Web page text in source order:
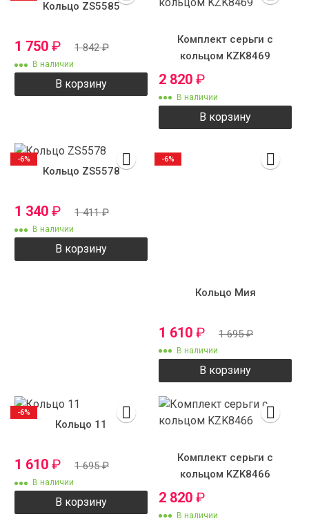
Кольцо ZS5585
1 750 ₽ 1 842₽
В наличии
В корзину
Комплект серьги с
кольцом KZK8469
2 820 ₽
В наличии
В корзину
Кольцо ZS5578
1 340 ₽ 1 411₽
В наличии
В корзину
-6%
Кольцо Мия
1 610 ₽ 1 695₽
В наличии
В корзину
-6%
Кольцо 11
1 610 ₽ 1 695₽
В наличии
В корзину
-6%
Комплект серьги с
кольцом KZK8466
2 820 ₽
В наличии